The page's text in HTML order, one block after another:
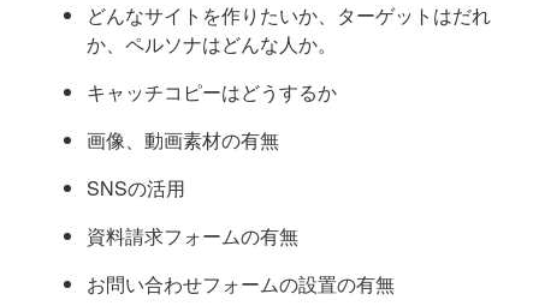
どんなサイトを作りたいか、ターゲットはだれ
か、ペルソナはどんな人か。
キャッチコピーはどうするか
画像、動画素材の有無
SNSの活用
資料請求フォームの有無
お問い合わせフォームの設置の有無